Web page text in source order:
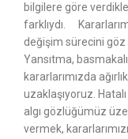
bilgilere göre
farklıydı.
değişim sürecini
Yansıtma,
kararlarımızda
uzaklaşıyoruz.
algı gözlüğümüz
vermek,